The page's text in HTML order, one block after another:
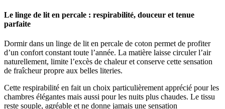
Le linge de lit en percale : respirabilité, douceur et tenue
parfaite
Dormir dans un linge de lit en percale de coton permet de profiter
d’un confort constant toute l’année. La matière laisse circuler l’air
naturellement, limite l’excès de chaleur et conserve cette sensation
de fraîcheur propre aux belles literies.
Cette respirabilité en fait un choix particulièrement apprécié pour les
chambres élégantes mais aussi pour les nuits plus chaudes. Le tissu
reste souple, agréable et ne donne jamais une sensation